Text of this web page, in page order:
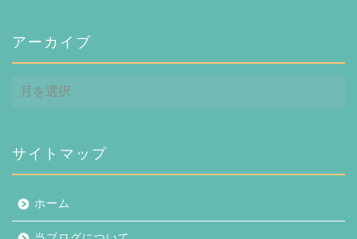
アーカイブ
ー
ブ
サイトマップ
ホーム